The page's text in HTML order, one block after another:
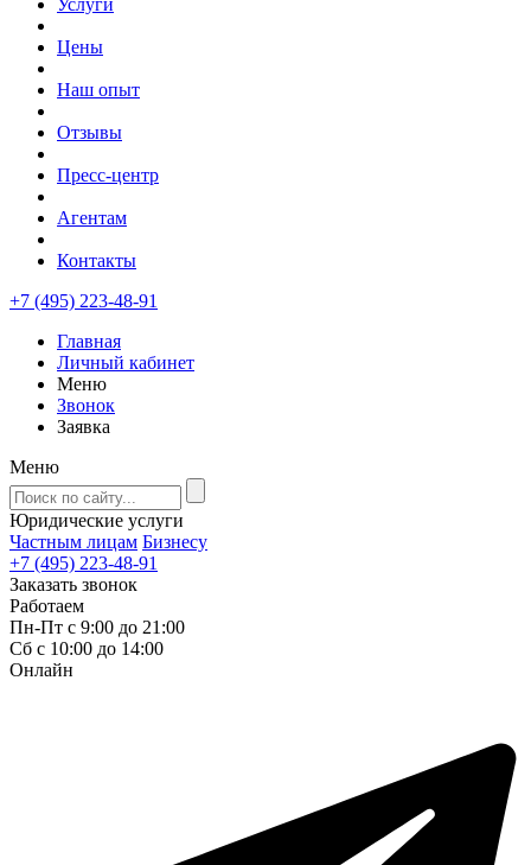
Услуги
Цены
Наш опыт
Отзывы
Пресс-центр
Агентам
Контакты
+7 (495) 223-48-91
Главная
Личный кабинет
Меню
Звонок
Заявка
Меню
Юридические услуги
Частным лицам Бизнесу
+7 (495) 223-48-91
Заказать звонок
Работаем
Пн-Пт с 9:00 до 21:00
Сб с 10:00 до 14:00
Онлайн